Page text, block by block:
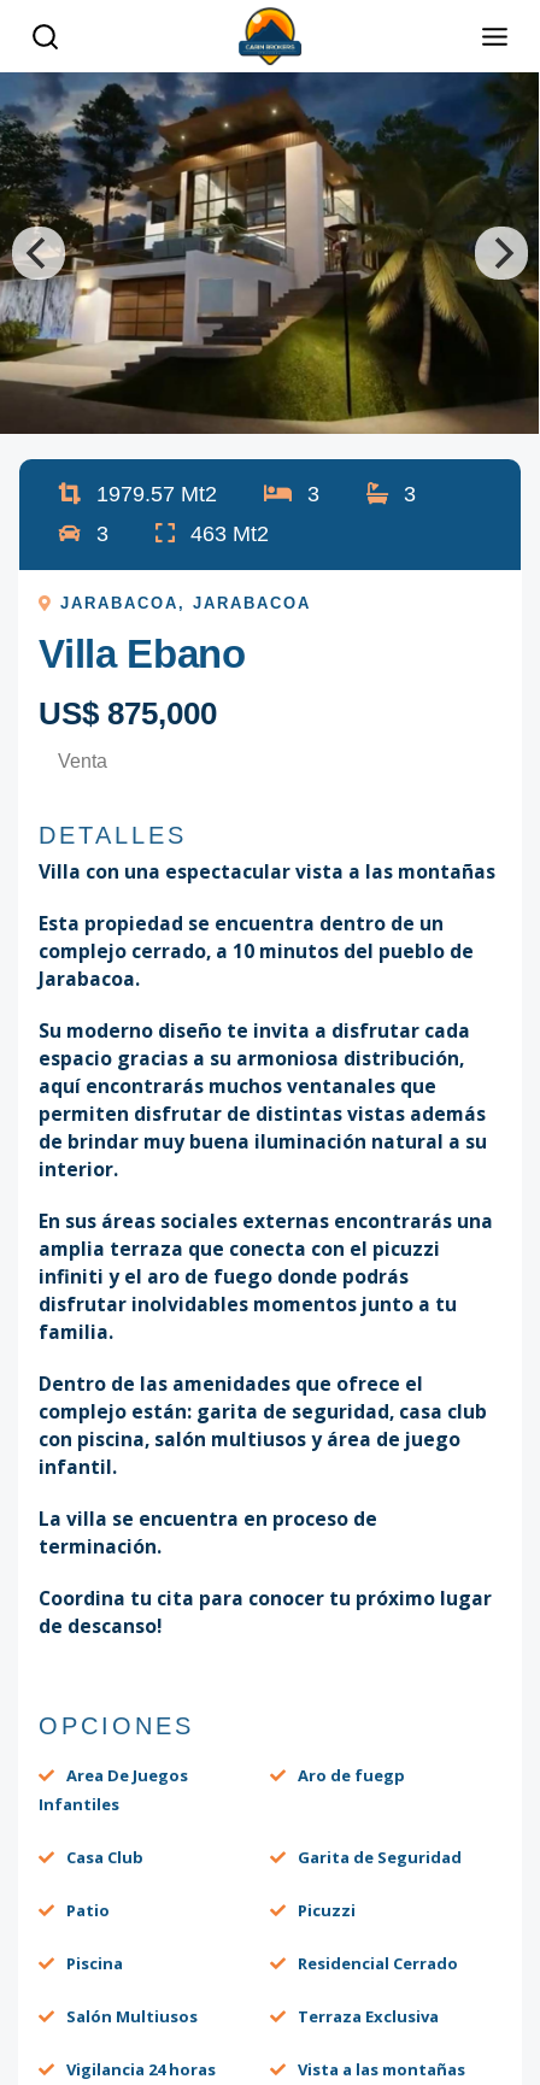
1979.57 Mt2 3
3
3
463 Mt2
JARABACOA ,JARABACOA
Villa Ebano
US$ 875,000
Venta
DETALLES
Villa con una espectacular vista a las montañas
Esta propiedad se encuentra dentro de un
complejo cerrado, a 10 minutos del pueblo de
Jarabacoa.
Su moderno diseño te invita a disfrutar cada
espacio gracias a su armoniosa distribución,
aquí encontrarás muchos ventanales que
permiten disfrutar de distintas vistas además
de brindar muy buena iluminación natural a su
interior.
En sus áreas sociales externas encontrarás una
amplia terraza que conecta con el picuzzi
infiniti y el aro de fuego donde podrás
disfrutar inolvidables momentos junto a tu
familia.
Dentro de las amenidades que ofrece el
complejo están: garita de seguridad, casa club
con piscina, salón multiusos y área de juego
infantil.
La villa se encuentra en proceso de
terminación.
Coordina tu cita para conocer tu próximo lugar
de descanso!
OPCIONES
Area De Juegos
Infantiles
Aro de fuegp
Casa Club Garita de Seguridad
Patio Picuzzi
Piscina Residencial Cerrado
Salón Multiusos Terraza Exclusiva
Vigilancia 24 horas Vista a las montañas